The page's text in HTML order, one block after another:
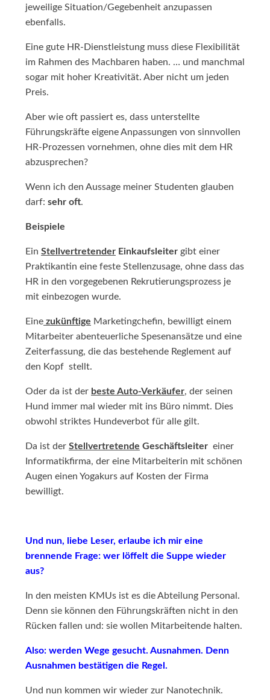
jeweilige Situation/Gegebenheit anzupassen
ebenfalls.
Eine gute HR-Dienstleistung muss diese Flexibilität
im Rahmen des Machbaren haben. … und manchmal
sogar mit hoher Kreativität. Aber nicht um jeden
Preis.
Aber wie oft passiert es, dass unterstellte
Führungskräfte eigene Anpassungen von sinnvollen
HR-Prozessen vornehmen, ohne dies mit dem HR
abzusprechen?
Wenn ich den Aussage meiner Studenten glauben
darf: sehr oft.
Beispiele
Ein Stellvertretender Einkaufsleiter gibt einer
Praktikantin eine feste Stellenzusage, ohne dass das
HR in den vorgegebenen Rekrutierungsprozess je
mit einbezogen wurde.
Eine zukünftige Marketingchefin, bewilligt einem
Mitarbeiter abenteuerliche Spesenansätze und eine
Zeiterfassung, die das bestehende Reglement auf
den Kopf stellt.
Oder da ist der beste Auto-Verkäufer, der seinen
Hund immer mal wieder mit ins Büro nimmt. Dies
obwohl striktes Hundeverbot für alle gilt.
Da ist der Stellvertretende Geschäftsleiter einer
Informatikfirma, der eine Mitarbeiterin mit schönen
Augen einen Yogakurs auf Kosten der Firma
bewilligt.
Und nun, liebe Leser, erlaube ich mir eine
brennende Frage: wer löffelt die Suppe wieder
aus?
In den meisten KMUs ist es die Abteilung Personal.
Denn sie können den Führungskräften nicht in den
Rücken fallen und: sie wollen Mitarbeitende halten.
Also: werden Wege gesucht. Ausnahmen. Denn
Ausnahmen bestätigen die Regel.
Und nun kommen wir wieder zur Nanotechnik.